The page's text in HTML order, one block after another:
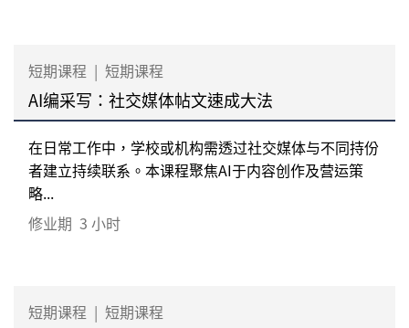
短期课程 | 短期课程
AI编采写：社交媒体帖文速成大法
在日常工作中，学校或机构需透过社交媒体与不同持份
者建立持续联系。本课程聚焦AI于内容创作及营运策
略...
修业期 3 小时
短期课程 | 短期课程